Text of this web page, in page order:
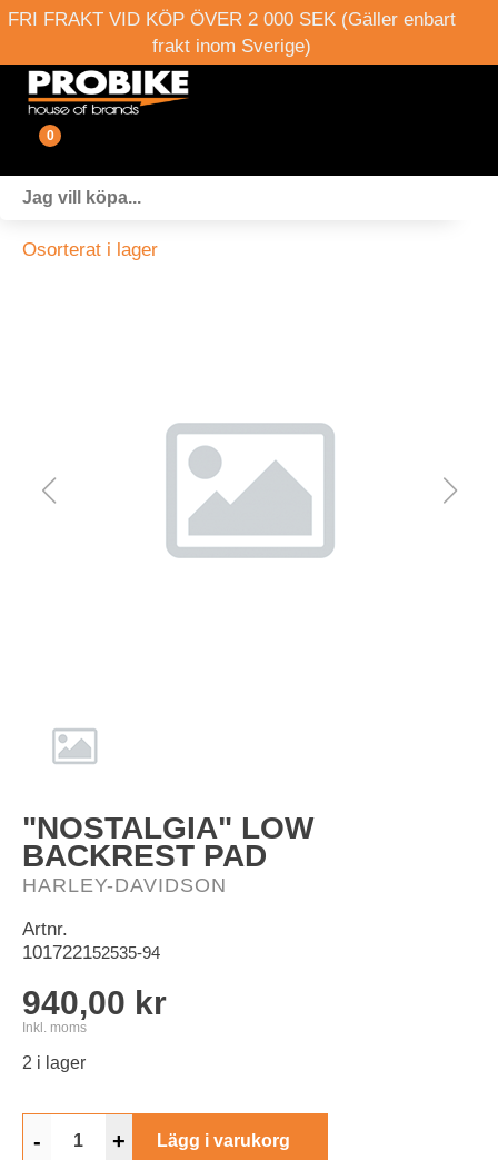
FRI FRAKT VID KÖP ÖVER 2 000 SEK (Gäller enbart
frakt inom Sverige)
0
Om oss
Osorterat i lager
"NOSTALGIA" LOW
BACKREST PAD
HARLEY-DAVIDSON
Artnr.
101722152535-94
940,00 kr
Inkl. moms
2 i lager
- + Lägg i varukorg